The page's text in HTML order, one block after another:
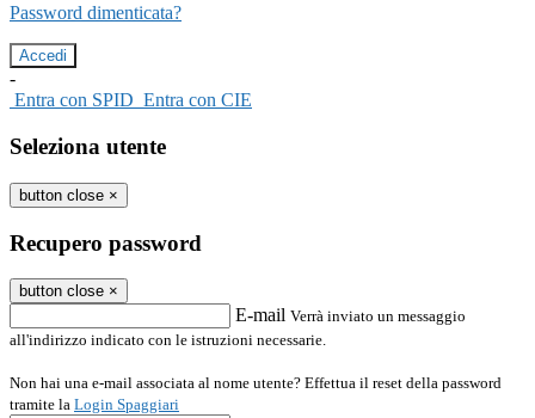
Password dimenticata?
-
Entra con SPID Entra con CIE
Seleziona utente
button close ×
Recupero password
button close ×
E-mail Verrà inviato un messaggio
all'indirizzo indicato con le istruzioni necessarie.
Non hai una e-mail associata al nome utente? Effettua il reset della password
tramite la Login Spaggiari